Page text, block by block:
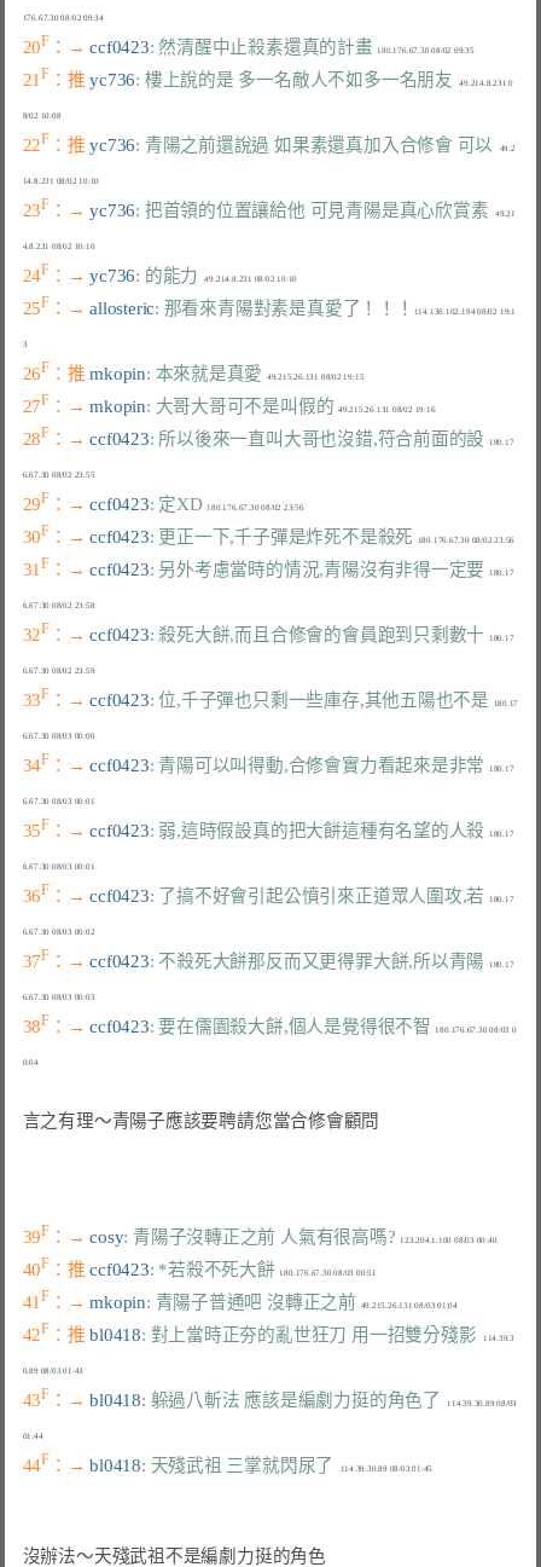
20F ：→ ccf0423: 然清醒中止殺素還真的計畫
  180.176.67.30 08/02 09:35
21F ：推 yc736: 樓上說的是 多一名敵人不如多一名朋友
   49.214.8.231 0
8/02 10:08
22F ：推 yc736: 青陽之前還說過 如果素還真加入合修會 可以
   49.2
23F ：→ yc736: 把首領的位置讓給他 可見青陽是真心欣賞素
   49.21
4.8.231 08/02 10:10
24F ：→ yc736: 的能力
25F ：→ allosteric: 那看來青陽對素是真愛了！！！ 114.136.102.194 08/02 19:1
3
26F ：推 mkopin: 本來就是真愛
  49.215.26.131 08/02 19:15
27F ：→ mkopin: 大哥大哥可不是叫假的
  49.215.26.131 08/02 19:16
28F ：→ ccf0423: 所以後來一直叫大哥也沒錯,符合前面的設
  180.17
6.67.30 08/02 23:55
29F ：→ ccf0423: 定XD
  180.176.67.30 08/02 23:56
30F ：→ ccf0423: 更正一下,千子彈是炸死不是殺死
31F ：→ ccf0423: 另外考慮當時的情況,青陽沒有非得一定要
  180.17
6.67.30 08/02 23:58
32F ：→ ccf0423: 殺死大餅,而且合修會的會員跑到只剩數十
  180.17
6.67.30 08/02 23:59
33F ：→ ccf0423: 位,千子彈也只剩一些庫存,其他五陽也不是
  180.17
6.67.30 08/03 00:00
34F ：→ ccf0423: 青陽可以叫得動,合修會實力看起來是非常
  180.17
35F ：→ ccf0423: 弱,這時假設真的把大餅這種有名望的人殺
  180.17
36F ：→ ccf0423: 了搞不好會引起公憤引來正道眾人圍攻,若
  180.17
37F ：→ ccf0423: 不殺死大餅那反而又更得罪大餅,所以青陽
  180.17
6.67.30 08/03 00:03
38F ：→ ccf0423: 要在儒園殺大餅,個人是覺得很不智
  180.176.67.30 08/03 0
0:04
言之有理～青陽子應該要聘請您當合修會顧問
39F ：→ cosy: 青陽子沒轉正之前 人氣有很高嗎?
  123.204.1.100 08/03 00:40
40F ：推 ccf0423: *若殺不死大餅
41F ：→ mkopin: 青陽子普通吧 沒轉正之前
42F ：推 bl0418: 對上當時正夯的亂世狂刀 用一招雙分殘影
   114.39.3
43F ：→ bl0418: 躲過八斬法 應該是編劇力挺的角色了
   114.39.30.89 08/03
01:44
44F ：→ bl0418: 天殘武祖 三掌就閃尿了
沒辦法～天殘武祖不是編劇力挺的角色